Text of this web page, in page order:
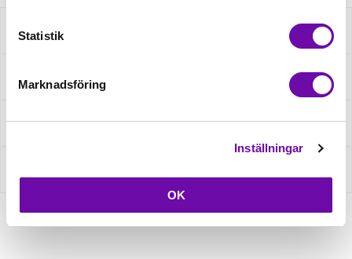
Statistik
Marknadsföring
Inställningar
OK
Beskrivning
Fråga om produkt